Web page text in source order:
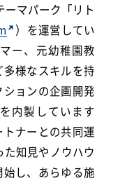
ーマパーク「リト
）を運営してい
ー、元幼稚園教
様なスキルを持
ョンの企画開発
内製しています
トナーとの共同運
知見やノウハウ
し、あらゆる施